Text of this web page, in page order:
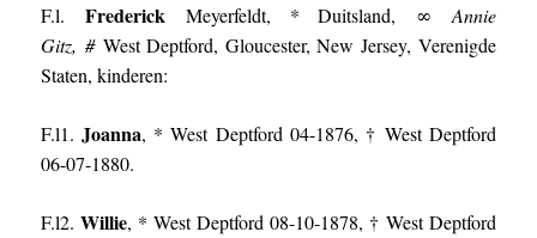
F.l. Frederick Meyerfeldt, * Duitsland, ∞Annie
Gitz, #West Deptford, Gloucester, New Jersey, Verenigde
Staten, kinderen:
F.l1.Joanna, * West Deptford 04-1876, † West Deptford
06-07-1880.
F.l2.Willie, * West Deptford 08-10-1878, † West Deptford